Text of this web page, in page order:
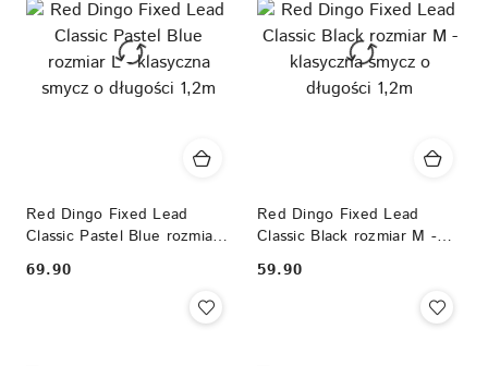
Red Dingo Fixed Lead
Classic Pastel Blue rozmiar
L - klasyczna smycz o
długości 1,2m
Cena:
69.90
Red Dingo Fixed Lead
Classic Black rozmiar M -
klasyczna smycz o długości
1,2m
Cena:
59.90